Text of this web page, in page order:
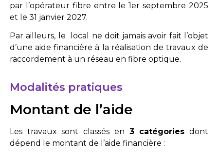
par l’opérateur fibre entre le 1er septembre 2025
et le 31 janvier 2027.
Par ailleurs, le local ne doit jamais avoir fait l’objet
d’une aide financière à la réalisation de travaux de
raccordement à un réseau en fibre optique.
Modalités pratiques
Montant de l’aide
Les travaux sont classés en 3 catégories dont
dépend le montant de l’aide financière :